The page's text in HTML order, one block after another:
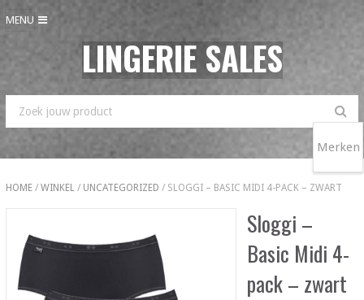
MENU
LINGERIE SALES
HOME/ WINKEL/ UNCATEGORIZED / SLOGGI – BASIC MIDI 4-PACK – ZWART
Sloggi –
Basic Midi 4-
pack – zwart
Merken